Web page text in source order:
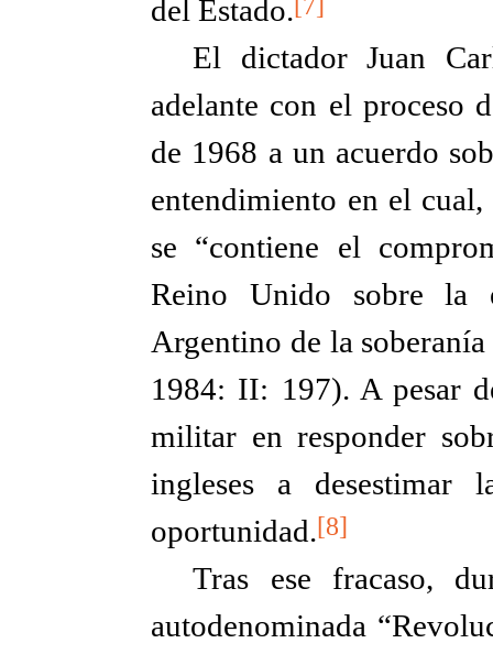
del Estado.
El dictador Juan
adelante con el proceso
de 1968 a un acuerdo
entendimiento en el
se “contiene el
Reino Unido sobre la
Argentino de la
1984: II: 197). A pesar
militar en responder
ingleses a desestimar
oportunidad.[8]
Tras ese fracaso,
autodenominada